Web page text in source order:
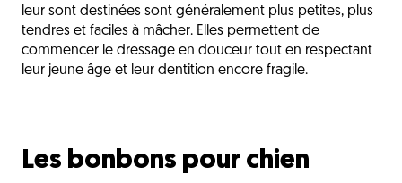
leur sont destinées sont généralement plus petites, plus
tendres et faciles à mâcher. Elles permettent de
commencer le dressage en douceur tout en respectant
leur jeune âge et leur dentition encore fragile.
Les bonbons pour chien